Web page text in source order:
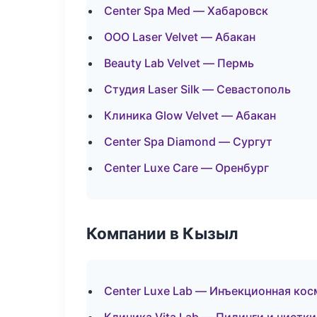
Center Spa Med — Хабаровск
ООО Laser Velvet — Абакан
Beauty Lab Velvet — Пермь
Студия Laser Silk — Севастополь
Клиника Glow Velvet — Абакан
Center Spa Diamond — Сургут
Center Luxe Care — Оренбург
Компании в Кызыл
Center Luxe Lab — Инъекционная